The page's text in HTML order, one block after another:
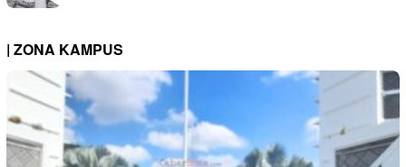
| ZONA KAMPUS